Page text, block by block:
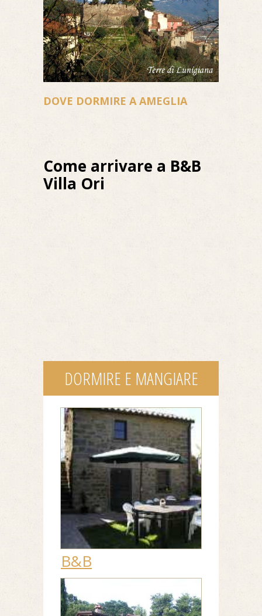
DOVE DORMIRE A AMEGLIA
Come arrivare a B&B
Villa Ori
DORMIRE E MANGIARE
B&B